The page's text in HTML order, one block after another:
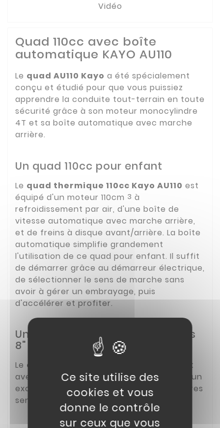
Vidéo
Quad 110cc avec boîte
automatique KAYO AU110
Le quad AU110 Kayo a été spécialement
conçu et étudié pour que vous puissiez
apprendre la conduite tout-terrain en toute
sécurité grâce à son moteur monocylindre
4T et sa boîte automatique avec marche
arrière.
Un quad 110cc pour enfant
Le quad thermique 110cc Kayo AU110 est
équipé d'un moteur 110cm 3à
refroidissement par air, d'une boîte de
vitesse automatique avec marche arrière,
et de freins à disque avant/arrière. La boîte
automatique simplifie grandement
l'utilisation de ce quad pour enfant. Il suffit
de démarrer grâce au démarreur électrique,
de sélectionner le sens de marche sans
avoir à gérer un embrayage, puis
d'accélérer et profiter.
Un quad robuste avec des roues
8" tout-terrain
Le quad AU110
offre un gabarit rassurant
avec sa hauteur de selle à 665mm. C'est un
excellent quad pour découvrir les premières
sensations sur un véhicule tout-terrain.
Ce site utilise des
cookies et vous
donne le contrôle
sur ceux que vous